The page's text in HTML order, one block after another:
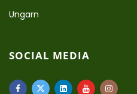
Ungarn
SOCIAL MEDIA